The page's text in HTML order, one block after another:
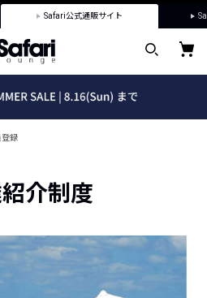
Safari公式通販サイト
登録
介制度